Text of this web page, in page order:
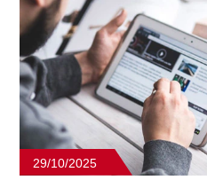
29/10/2025